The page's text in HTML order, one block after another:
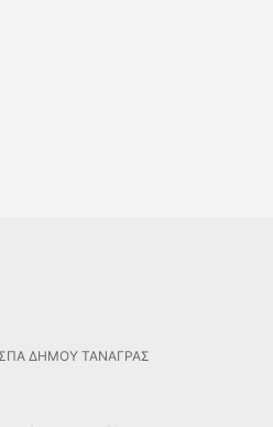
ΔΗΜΟΥ ΤΑΝΑΓΡΑΣ